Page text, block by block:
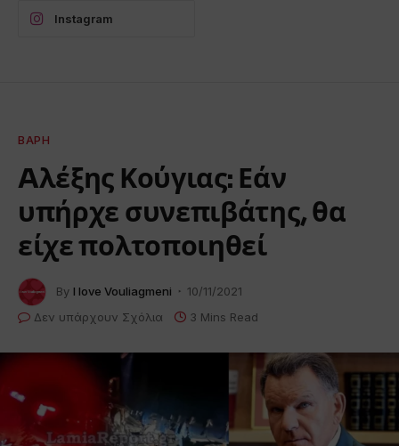
Instagram
ΒΆΡΗ
Aλέξης Κούγιας: Εάν
υπήρχε συνεπιβάτης, θα
είχε πολτοποιηθεί
By I love Vouliagmeni
10/11/2021
Δεν υπάρχουν Σχόλια
3 Mins Read